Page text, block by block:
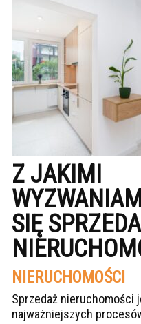
Z JAKIMI
SIĘ
NIERUCHOMOŚCI
Sprzedaż nieruchomości
najważniejszych